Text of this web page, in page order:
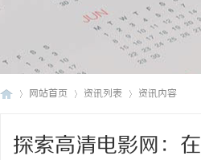
网站首页 资讯列表 资讯内容
探索高清电影网：